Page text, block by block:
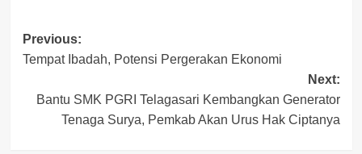
Post
navigation
Previous:
Tempat Ibadah, Potensi Pergerakan Ekonomi
Next:
Bantu SMK PGRI Telagasari Kembangkan Generator
Tenaga Surya, Pemkab Akan Urus Hak Ciptanya